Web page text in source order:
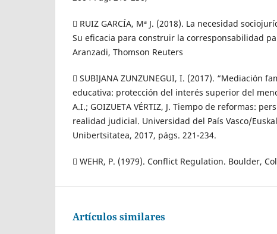
 RUIZ GARCÍA, Mª J. (2018). La necesidad
Su eficacia para construir la corresponsabilidad
Aranzadi, Thomson Reuters
 SUBIJANA ZUNZUNEGUI, I. (2017). “Mediación
educativa: protección del interés superior del
A.I.; GOIZUETA VÉRTIZ, J. Tiempo de reformas:
realidad judicial. Universidad del País Vasco/
Unibertsitatea, 2017, págs. 221-234.
 WEHR, P. (1979). Conflict Regulation. Boulder,
Artículos similares